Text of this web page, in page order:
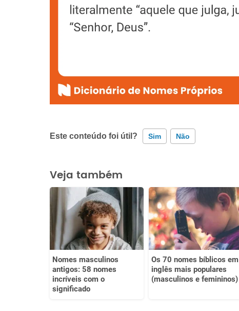
Este conteúdo foi útil? Sim Não
Este conteúdo contém informação incorreta
Este conteúdo não tem a informação que procuro
Outro
Veja também
Nomes masculinos
antigos: 58 nomes
incríveis com o
significado
Os 70 nomes bíblicos em
inglês mais populares
(masculinos e femininos)